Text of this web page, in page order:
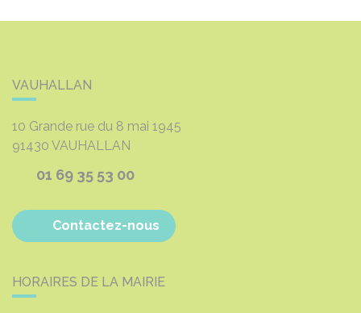
VAUHALLAN
10 Grande rue du 8 mai 1945
91430 VAUHALLAN
01 69 35 53 00
Contactez-nous
HORAIRES DE LA MAIRIE